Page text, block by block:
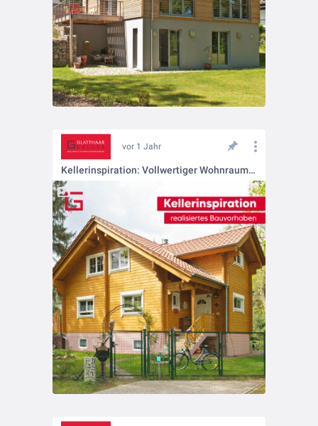
vor 1 Jahr
Kellerinspiration: Vollwertiger Wohnraum im Keller